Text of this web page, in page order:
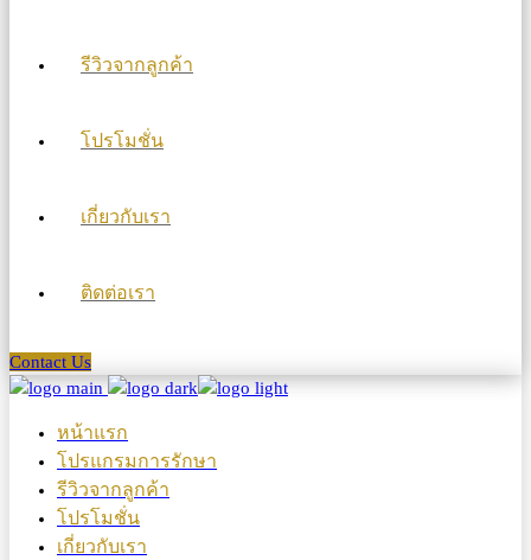
รีวิวจากลูกค้า
โปรโมชั่น
เกี่ยวกับเรา
ติดต่อเรา
Contact Us
หน้าแรก
โปรแกรมการรักษา
รีวิวจากลูกค้า
โปรโมชั่น
เกี่ยวกับเรา